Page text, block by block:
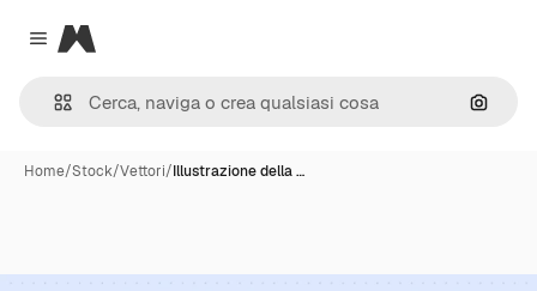
Close menu
Magnific
Cerca
Home/Stock/Vettori/Illustrazione della …